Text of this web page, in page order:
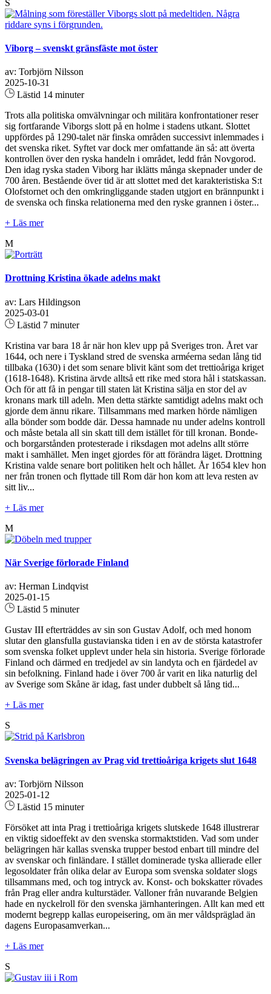
S
Viborg – svenskt gränsfäste mot öster
av: Torbjörn Nilsson
2025-10-31
Lästid 14 minuter
Trots alla politiska omvälvningar och militära konfrontationer reser
sig fortfarande Viborgs slott på en holme i stadens utkant. Slottet
uppfördes på 1290-talet när finska områden successivt inlemmades i
det svenska riket. Syftet var dock mer omfattande än så: att överta
kontrollen över den ryska handeln i området, ledd från Novgorod.
Den idag ryska staden Viborg har iklätts många skepnader under de
700 åren. Bestående över tid är att slottet med det karakteristiska S:t
Olofstornet och den omkringliggande staden utgjort en brännpunkt i
de svenska och finska relationerna med den ryske grannen i öster...
+ Läs mer
M
Drottning Kristina ökade adelns makt
av: Lars Hildingson
2025-03-01
Lästid 7 minuter
Kristina var bara 18 år när hon klev upp på Sveriges tron. Året var
1644, och nere i Tyskland stred de svenska arméerna sedan lång tid
tillbaka (1630) i det som senare blivit känt som det trettioåriga kriget
(1618-1648). Kristina ärvde alltså ett rike med stora hål i statskassan.
Och för att få in pengar till staten lät Kristina sälja en stor del av
kronans mark till adeln. Men detta stärkte samtidigt adelns makt och
gjorde dem ännu rikare. Tillsammans med marken hörde nämligen
alla bönder som bodde där. Dessa hamnade nu under adelns kontroll
och måste betala all sin skatt till dem istället för till kronan. Bonde-
och borgarstånden protesterade i riksdagen mot adelns allt större
makt i samhället. Men inget gjordes för att förändra läget. Drottning
Kristina valde senare bort politiken helt och hållet. År 1654 klev hon
ner från tronen och flyttade till Rom där hon kom att leva resten av
sitt liv...
+ Läs mer
M
När Sverige förlorade Finland
av: Herman Lindqvist
2025-01-15
Lästid 5 minuter
Gustav III efterträddes av sin son Gustav Adolf, och med honom
slutar den glansfulla gustavianska tiden i en av de största katastrofer
som svenska folket upplevt under hela sin historia. Sverige förlorade
Finland och därmed en tredjedel av sin landyta och en fjärdedel av
sin befolkning. Finland hade i över 700 år varit en lika naturlig del
av Sverige som Skåne är idag, fast under dubbelt så lång tid...
+ Läs mer
S
Svenska belägringen av Prag vid trettioåriga krigets slut 1648
av: Torbjörn Nilsson
2025-01-12
Lästid 15 minuter
Försöket att inta Prag i trettioåriga krigets slutskede 1648 illustrerar
en viktig sidoeffekt av den svenska stormaktstiden. Vad som under
belägringen här kallas svenska trupper bestod enbart till mindre del
av svenskar och finländare. I stället dominerade tyska allierade eller
legosoldater från olika delar av Europa som svenska soldater slogs
tillsammans med, och tog intryck av. Konst- och bokskatter rövades
från Prag eller andra kulturstäder. Valloner från nuvarande Belgien
hade en nyckelroll för den svenska järnhanteringen. Allt kan med ett
modernt begrepp kallas europeisering, om än mer våldspräglad än
dagens Europasamverkan...
+ Läs mer
S